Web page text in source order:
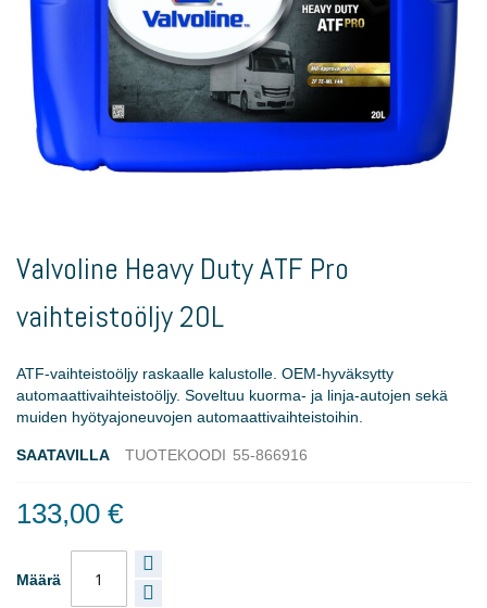
the
of
the
gallery
Valvoline Heavy Duty ATF Pro
vaihteistoöljy 20L
ATF-vaihteistoöljy raskaalle kalustolle. OEM-hyväksytty
automaattivaihteistoöljy. Soveltuu kuorma- ja linja-autojen sekä
muiden hyötyajoneuvojen automaattivaihteistoihin.
SAATAVILLA TUOTEKOODI 55-866916
133,00 €
Määrä